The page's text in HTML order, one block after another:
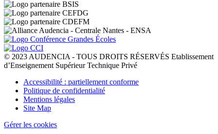
© 2023 AUDENCIA - TOUS DROITS RÉSERVÉS Etablissement
d’Enseignement Supérieur Technique Privé
Pied
page
Accessibilité : partiellement conforme
Politique de confidentialité
Mentions légales
Site Map
Gérer les cookies